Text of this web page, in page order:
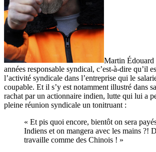
Martin Édouard
années responsable syndical, c’est-à-dire qu’il
l’activité syndicale dans l’entreprise qui le
coupable. Et il s’y est notamment illustré dans
rachat par un actionnaire indien, lutte qui lui a
pleine réunion syndicale un tonitruant :
« Et pis quoi encore, bientôt on sera
Indiens et on mangera avec les mains ?!
travaille comme des Chinois ! »